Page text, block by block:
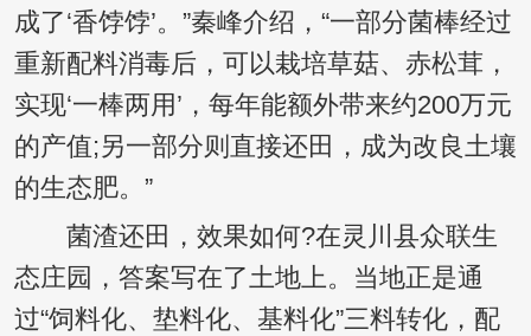
成了‘香饽饽’。”秦峰介绍，“一部分菌棒经过
重新配料消毒后，可以栽培草菇、赤松茸，
实现‘一棒两用’，每年能额外带来约200万元
的产值;另一部分则直接还田，成为改良土壤
的生态肥。”
菌渣还田，效果如何?在灵川县众联生
态庄园，答案写在了土地上。当地正是通
过“饲料化、垫料化、基料化”三料转化，配